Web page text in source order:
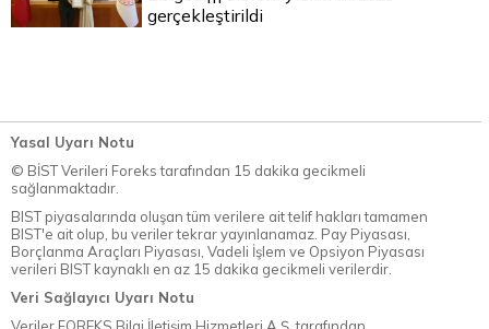
gerçekleştirildi
Yasal Uyarı Notu
© BİST Verileri Foreks tarafından 15 dakika gecikmeli
sağlanmaktadır.
BIST piyasalarında oluşan tüm verilere ait telif hakları tamamen
BIST'e ait olup, bu veriler tekrar yayınlanamaz. Pay Piyasası,
Borçlanma Araçları Piyasası, Vadeli İşlem ve Opsiyon Piyasası
verileri BIST kaynaklı en az 15 dakika gecikmeli verilerdir.
Veri Sağlayıcı Uyarı Notu